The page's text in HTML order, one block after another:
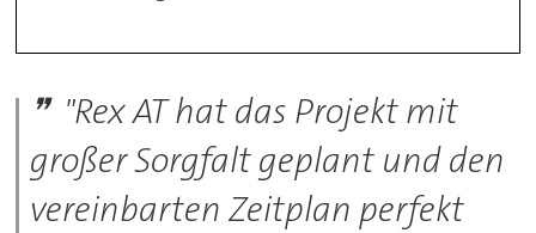
"Rex AT hat das Projekt mit
großer Sorgfalt geplant und den
vereinbarten Zeitplan perfekt